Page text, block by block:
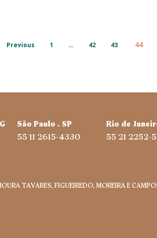
Previous 1 … 42 43 44
São Paulo . SP
55 11 2615-4330
Rio de
55 21 2252-
TAVARES, FIGUEIREDO, MOREIRA E